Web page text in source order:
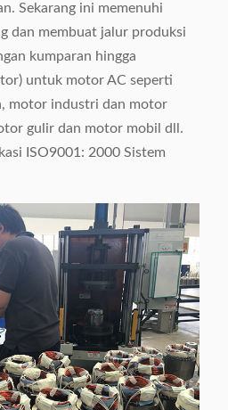
Sekarang ini memenuhi
dan membuat jalur produksi
kumparan hingga
untuk motor AC seperti
motor industri dan motor
gulir dan motor mobil dll.
ISO9001: 2000 Sistem